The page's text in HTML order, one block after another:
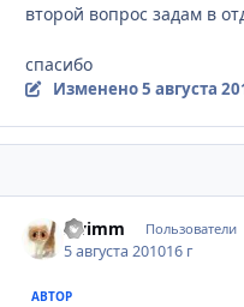
второй вопрос задам в
спасибо
Изменено5 августа
swimm Пользователи
5 августа 201016 г
АВТОР